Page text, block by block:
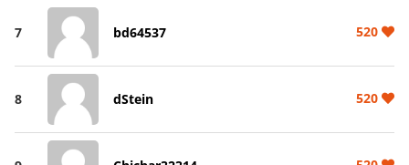
7 bd64537 520
8 dStein 520